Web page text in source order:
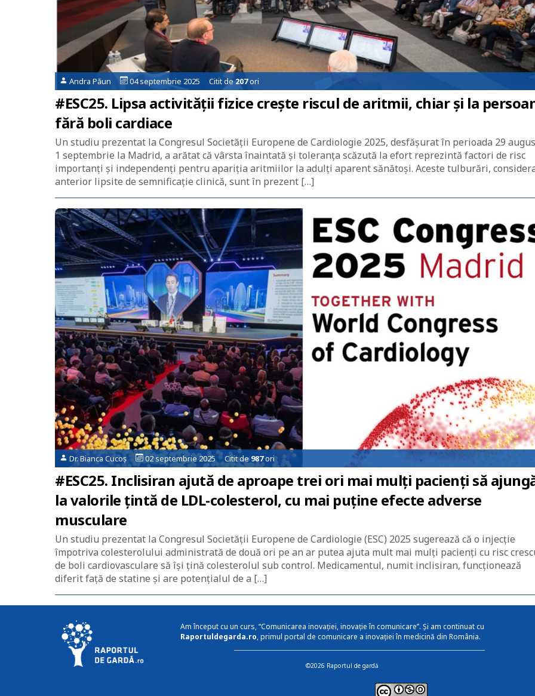
Andra Păun 04 septembrie 2025 Citit de207ori
#ESC25. Lipsa activității fizice crește riscul de aritmii, chiar și la
fără boli cardiace
Un studiu prezentat la Congresul Societății Europene de Cardiologie 2025, desfășurat în perioada 29
1 septembrie la Madrid, a arătat că vârsta înaintată și toleranța scăzută la efort reprezintă factori de risc
importanți și independenți pentru apariția aritmiilor la adulți aparent sănătoși. Aceste tulburări,
anterior lipsite de semnificație clinică, sunt în prezent […]
Dr. Bianca Cucoș 02 septembrie 2025 Citit de987ori
#ESC25. Inclisiran ajută de aproape trei ori mai mulți pacienți să
la valorile țintă de LDL-colesterol, cu mai puține efecte adverse
musculare
Un studiu prezentat la Congresul Societății Europene de Cardiologie (ESC) 2025 sugerează că o injecție
împotriva colesterolului administrată de două ori pe an ar putea ajuta mult mai mulți pacienți cu risc
de boli cardiovasculare să își țină colesterolul sub control. Medicamentul, numit inclisiran, funcționează
diferit față de statine și are potențialul de a […]
Am început cu un curs, “Comunicarea inovației, inovație în comunicare”. Și am continuat cu
Raportuldegarda.ro, primul portal de comunicare a inovației în medicină din România.
©2026 Raportul de gardă